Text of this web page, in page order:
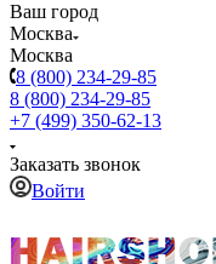
Ваш город
Москва
Москва
8 (800) 234-29-85
8 (800) 234-29-85
+7 (499) 350-62-13
Заказать звонок
Войти